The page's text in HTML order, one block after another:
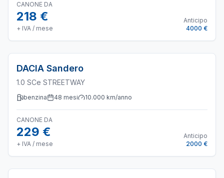
CANONE DA
218 €
+ IVA / mese
Anticipo
4000 €
DACIA Sandero
1.0 SCe STREETWAY
benzina 48 mesi 10.000 km/anno
CANONE DA
229 €
+ IVA / mese
Anticipo
2000 €